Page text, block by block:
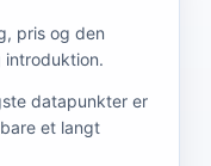
pris og den
datapunkter er
et langt